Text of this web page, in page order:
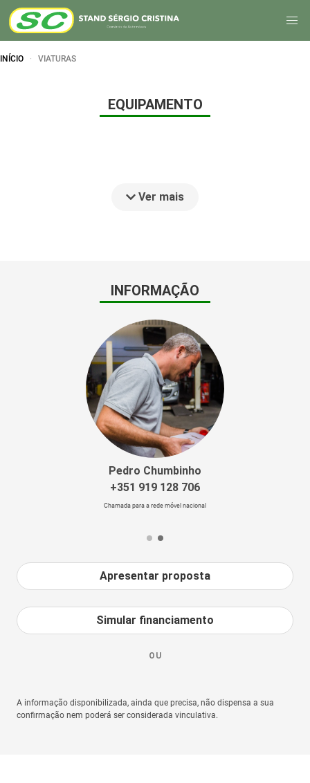
INÍCIO VIATURAS
EQUIPAMENTO
Ver mais
INFORMAÇÃO
Pedro Chumbinho
+351 919 128 706
Chamada para a rede móvel nacional
Apresentar proposta
Simular financiamento
OU
A informação disponibilizada, ainda que precisa, não dispensa a sua
confirmação nem poderá ser considerada vinculativa.